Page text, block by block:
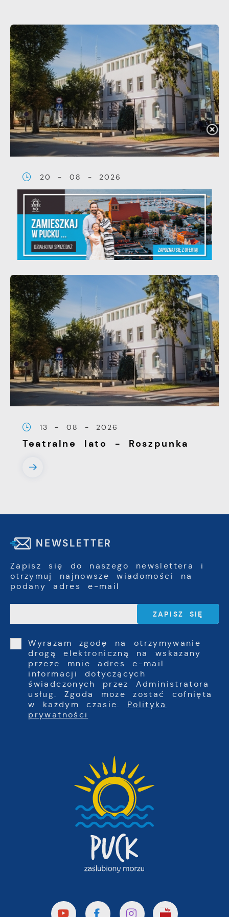
20 - 08 - 2026
Teatralne lato - Zdrowo i
kolorowo
13 - 08 - 2026
Teatralne lato - Roszpunka
NEWSLETTER
Zapisz się do naszego newslettera i
otrzymuj najnowsze wiadomości na
podany adres e-mail
Wyrażam zgodę na otrzymywanie
drogą elektroniczną na wskazany
przeze mnie adres e-mail
informacji dotyczących
świadczonych przez Administratora
usług. Zgoda może zostać cofnięta
w każdym czasie. Polityka
prywatności